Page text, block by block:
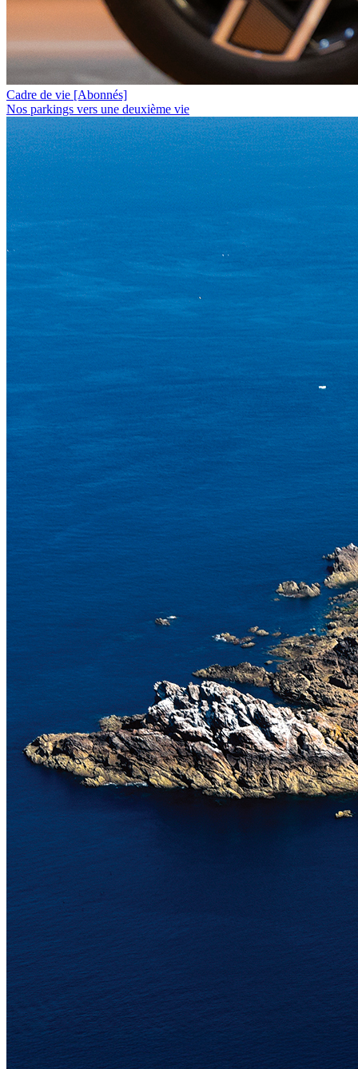
Cadre de vie [Abonnés]
Nos parkings vers une deuxième vie